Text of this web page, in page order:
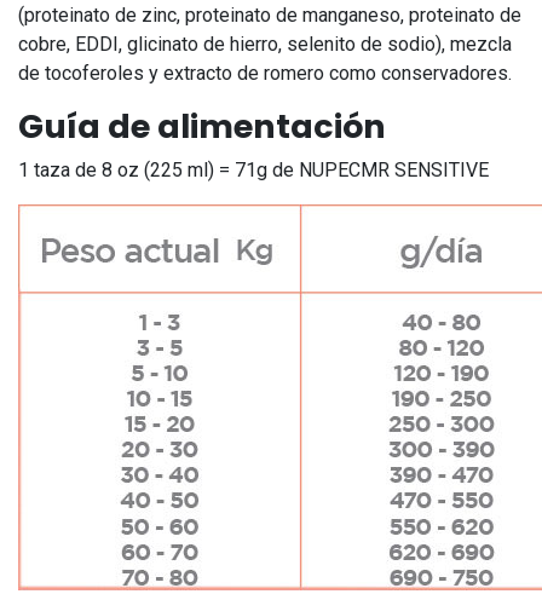
(proteinato de zinc, proteinato de manganeso, proteinato de
cobre, EDDI, glicinato de hierro, selenito de sodio), mezcla
de tocoferoles y extracto de romero como conservadores.
Guía de alimentación
1 taza de 8 oz (225 ml) = 71g de NUPECMR SENSITIVE